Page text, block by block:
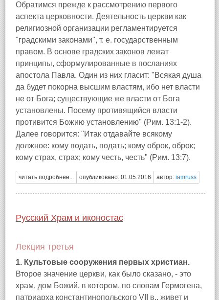
Обратимся прежде к рассмотрению первого
аспекта церковности. Деятельность церкви как
религиозной организации регламентируется
"градскими законами", т. е. государственным
правом. В основе градских законов лежат
принципы, сформулированные в посланиях
апостола Павла. Один из них гласит: "Всякая душа
да будет покорна высшим властям, ибо нет власти
не от Бога; существующие же власти от Бога
установлены. Посему противящийся власти
противится Божию установлению" (Рим. 13:1-2).
Далее говорится: "Итак отдавайте всякому
должное: кому подать, подать; кому оброк, оброк;
кому страх, страх; кому честь, честь" (Рим. 13:7).
читать подробнее... опубликовано: 01.05.2016 автор: iamruss
Русский Храм и иконостас
Лекция третья
1. Культовые сооружения первых христиан.
Второе значение церкви, как было сказано, - это
храм, дом Божий, в котором, по словам Гермогена,
патриарха константинопольского VII в., живет и